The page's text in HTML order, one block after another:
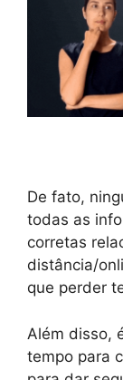
De fato,
todas as
corretas
distância/
que perder
Além disso,
tempo para